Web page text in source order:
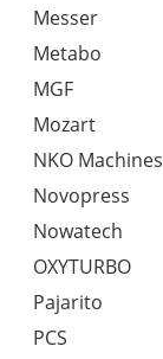
Messer
Metabo
MGF
Mozart
NKO Machines
Novopress
Nowatech
OXYTURBO
Pajarito
PCS